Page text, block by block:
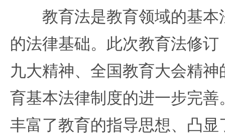
教育法是教育领域的基本
的法律基础。此次教育法修
九大精神、全国教育大会精
育基本法律制度的进一步完
丰富了教育的指导思想、凸